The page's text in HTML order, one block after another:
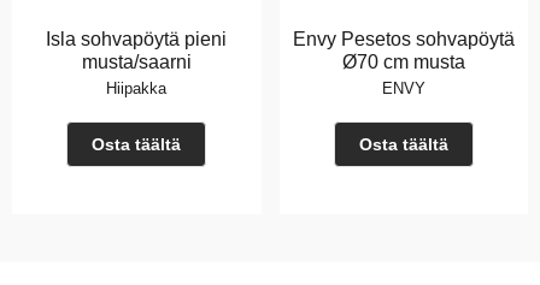
Isla sohvapöytä pieni
musta/saarni
Hiipakka
Osta täältä
Envy Pesetos sohvapöytä
Ø70 cm musta
ENVY
Osta täältä